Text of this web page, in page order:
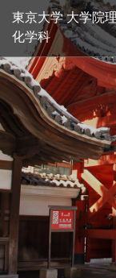
東京大学 大学院
化学科